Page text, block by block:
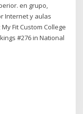
en grupo,
Internet y aulas
Fit Custom College
#276 in National